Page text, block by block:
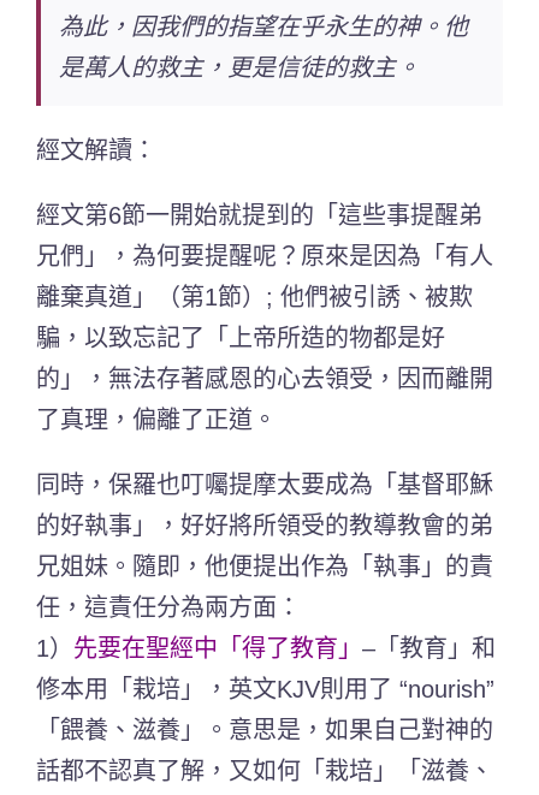
為此，因我們的指望在乎永生的神。他
是萬人的救主，更是信徒的救主。
經文解讀：
經文第6節一開始就提到的「這些事提醒弟
兄們」，為何要提醒呢？原來是因為「有人
離棄真道」（第1節）; 他們被引誘、被欺
騙，以致忘記了「上帝所造的物都是好
的」，無法存著感恩的心去領受，因而離開
了真理，偏離了正道。
同時，保羅也叮囑提摩太要成為「基督耶穌
的好執事」，好好將所領受的教導教會的弟
兄姐妹。隨即，他便提出作為「執事」的責
任，這責任分為兩方面：
1） 先要在聖經中「得了教育」 –「教育」和
修本用「栽培」，英文KJV則用了 “nourish”
「餵養、滋養」。意思是，如果自己對神的
話都不認真了解，又如何「栽培」「滋養、